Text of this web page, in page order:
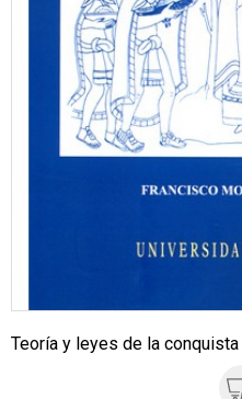
Teoría y leyes de la conquista